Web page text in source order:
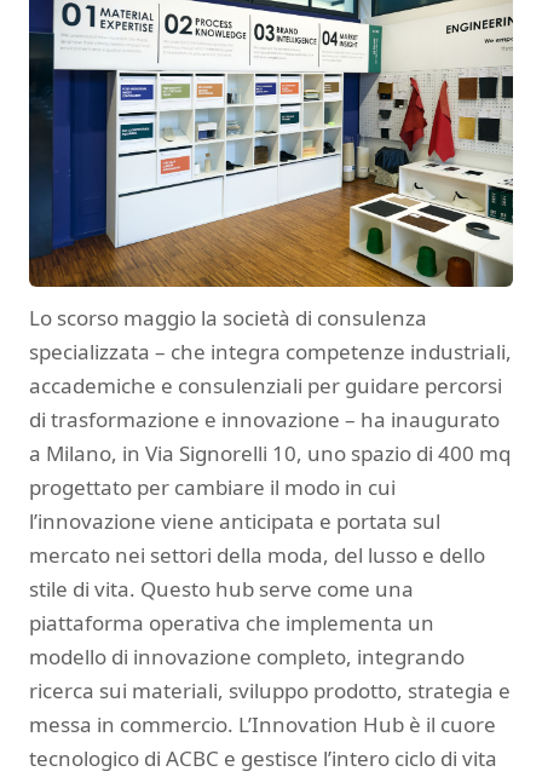
Lo scorso maggio la società di consulenza
specializzata – che integra competenze industriali,
accademiche e consulenziali per guidare percorsi
di trasformazione e innovazione – ha inaugurato
a Milano, in Via Signorelli 10, uno spazio di 400 mq
progettato per cambiare il modo in cui
l’innovazione viene anticipata e portata sul
mercato nei settori della moda, del lusso e dello
stile di vita. Questo hub serve come una
piattaforma operativa che implementa un
modello di innovazione completo, integrando
ricerca sui materiali, sviluppo prodotto, strategia e
messa in commercio. L’Innovation Hub è il cuore
tecnologico di ACBC e gestisce l’intero ciclo di vita